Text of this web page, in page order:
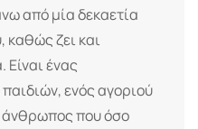
από μία δεκαετία
καθώς ζει και
Είναι ένας
ενός αγοριού
άνθρωπος που όσο